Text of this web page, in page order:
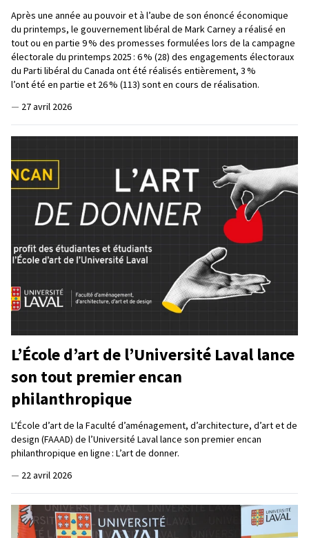
Après une année au pouvoir et à l’aube de son énoncé économique
du printemps, le gouvernement libéral de Mark Carney a réalisé en
tout ou en partie 9 % des promesses formulées lors de la campagne
électorale du printemps 2025 : 6 % (28) des engagements électoraux
du Parti libéral du Canada ont été réalisés entièrement, 3 %
l’ont été en partie et 26 % (113) sont en cours de réalisation.
— 27 avril 2026
L’École d’art de l’Université Laval lance
son tout premier encan
philanthropique
L’École d’art de la Faculté d’aménagement, d’architecture, d’art et de
design (FAAAD) de l’Université Laval lance son premier encan
philanthropique en ligne : L’art de donner.
— 22 avril 2026